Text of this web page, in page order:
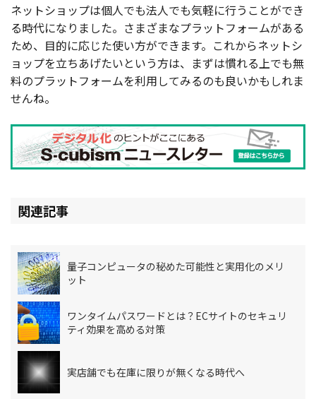
ネットショップは個人でも法人でも気軽に行うことができ
る時代になりました。さまざまなプラットフォームがある
ため、目的に応じた使い方ができます。これからネットシ
ョップを立ちあげたいという方は、まずは慣れる上でも無
料のプラットフォームを利用してみるのも良いかもしれま
せんね。
関連記事
量子コンピュータの秘めた可能性と実用化のメリ
ット
ワンタイムパスワードとは？ECサイトのセキュリ
ティ効果を高める対策
実店舗でも在庫に限りが無くなる時代へ